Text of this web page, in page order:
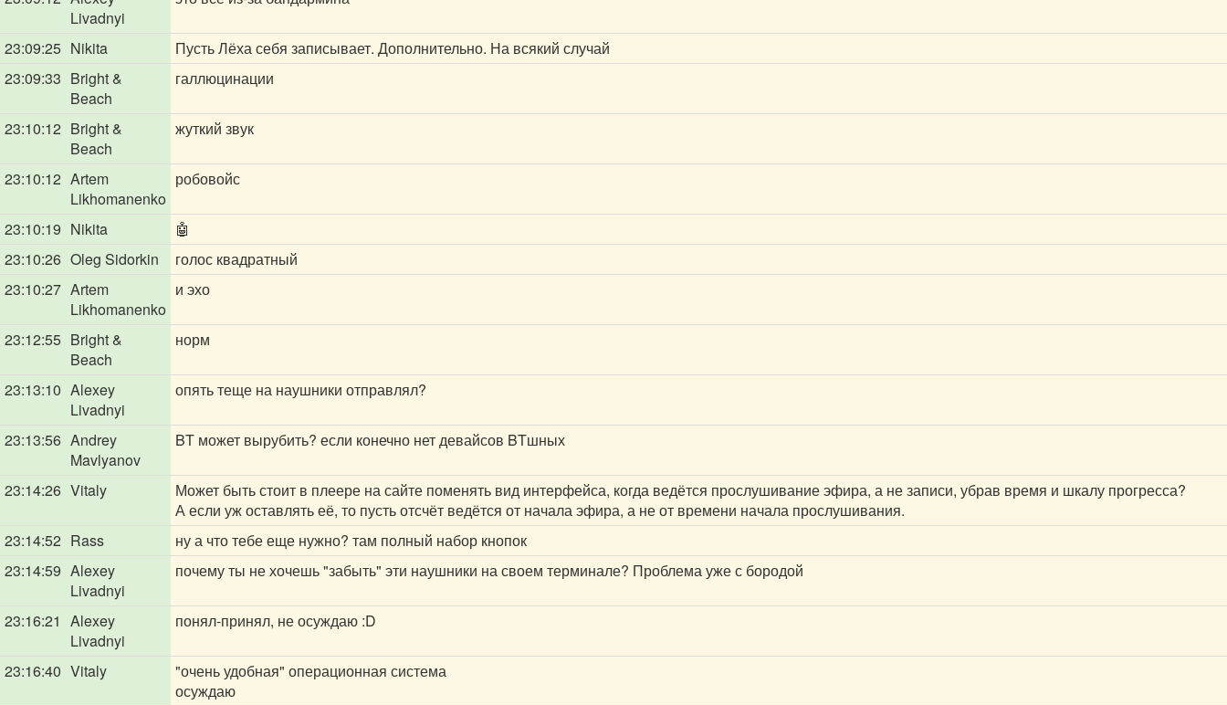
Livadnyi
23:09:25 Nikita
Пусть Лёха себя записывает. Дополнительно. На всякий случай
23:09:33 Bright &
Beach
галлюцинации
23:10:12 Bright &
Beach
жуткий звук
23:10:12 Artem
Likhomanenko
робовойс
23:10:19 Nikita
🤖
23:10:26 Oleg Sidorkin
голос квадратный
23:10:27 Artem
Likhomanenko
и эхо
23:12:55 Bright &
Beach
норм
23:13:10 Alexey
Livadnyi
опять теще на наушники отправлял?
23:13:56 Andrey
Mavlyanov
BT может вырубить? если конечно нет девайсов BTшных
23:14:26 Vitaly
Может быть стоит в плеере на сайте поменять вид интерфейса, когда ведётся прослушивание эфира, а не записи, убрав время и шкалу прогресса?
А если уж оставлять её, то пусть отсчёт ведётся от начала эфира, а не от времени начала прослушивания.
23:14:52 Rass
ну а что тебе еще нужно? там полный набор кнопок
23:14:59 Alexey
Livadnyi
почему ты не хочешь "забыть" эти наушники на своем терминале? Проблема уже с бородой
23:16:21 Alexey
Livadnyi
понял-принял, не осуждаю :D
23:16:40 Vitaly
"очень удобная" операционная система
осуждаю